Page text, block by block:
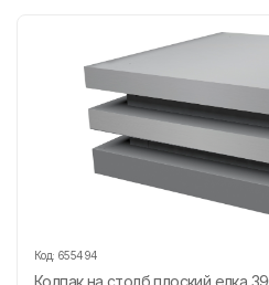
Код: 655494
Колпак на столб плоский елка